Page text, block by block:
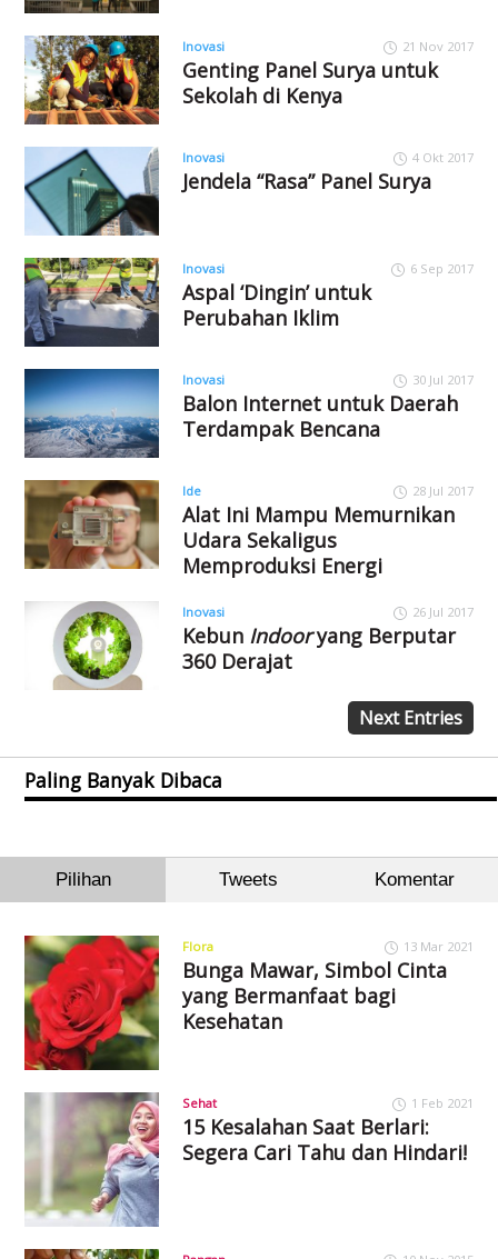
Inovasi 21 Nov 2017
Genting Panel Surya untuk
Sekolah di Kenya
Inovasi 4 Okt 2017
Jendela “Rasa” Panel Surya
Inovasi 6 Sep 2017
Aspal ‘Dingin’ untuk
Perubahan Iklim
Inovasi 30 Jul 2017
Balon Internet untuk Daerah
Terdampak Bencana
Ide 28 Jul 2017
Alat Ini Mampu Memurnikan
Udara Sekaligus
Memproduksi Energi
Inovasi 26 Jul 2017
Kebun Indooryang Berputar
360 Derajat
Next Entries
Paling Banyak Dibaca
Pilihan Tweets Komentar
Flora 13 Mar 2021
Bunga Mawar, Simbol Cinta
yang Bermanfaat bagi
Kesehatan
Sehat 1 Feb 2021
15 Kesalahan Saat Berlari:
Segera Cari Tahu dan Hindari!